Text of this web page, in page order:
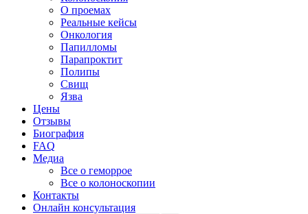
О проемах
Реальные кейсы
Онкология
Папилломы
Парапроктит
Полипы
Свищ
Язва
Цены
Отзывы
Биография
FAQ
Медиа
Все о геморрое
Все о колоноскопии
Контакты
Онлайн консультация